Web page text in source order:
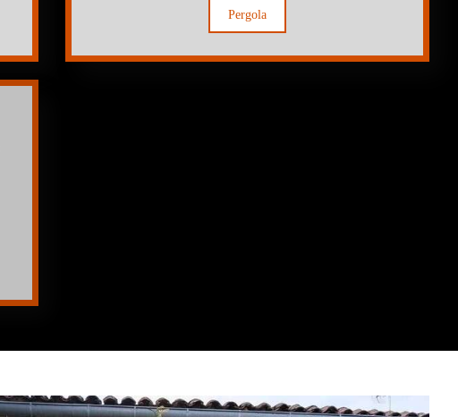
Pergola